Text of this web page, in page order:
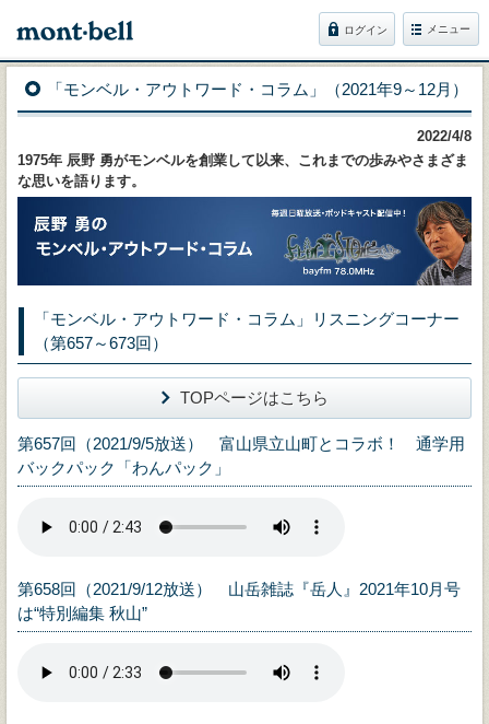
ログイン メニュー
「モンベル・アウトワード・コラム」（2021年9～12月）
2022/4/8
1975年 辰野 勇がモンベルを創業して以来、これまでの歩みやさまざま
な思いを語ります。
「モンベル・アウトワード・コラム」リスニングコーナー
（第657～673回）
TOPページはこちら
第657回（2021/9/5放送） 富山県立山町とコラボ！ 通学用
バックパック「わんパック」
第658回（2021/9/12放送） 山岳雑誌『岳人』2021年10月号
は“特別編集 秋山”